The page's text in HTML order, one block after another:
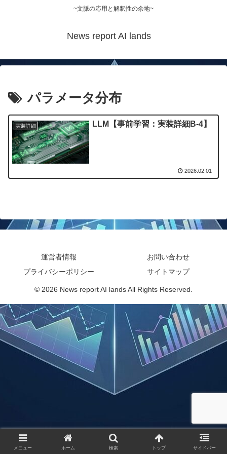
~文脈の応用と解釈性の余地~
News report AI lands
パラメータ分布
実装詳細 LLM【事前学習：実装詳細B-4】
2026.02.01
運営者情報
お問い合わせ
プライバシーポリシー
サイトマップ
© 2026 News report AI lands All Rights Reserved.
メニュー ホーム 検索 トップ サイドバー